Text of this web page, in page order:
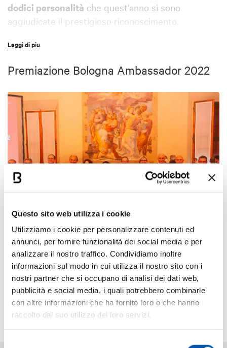
Questo sito web utilizza i cookie
Utilizziamo i cookie per personalizzare contenuti ed
annunci, per fornire funzionalità dei social media e per
analizzare il nostro traffico. Condividiamo inoltre
informazioni sul modo in cui utilizza il nostro sito con i
nostri partner che si occupano di analisi dei dati web,
pubblicità e social media, i quali potrebbero combinarle
con altre informazioni che ha fornito loro o che hanno
raccolto dal suo utilizzo dei loro servizi.
dodici personalità che quest’anno si sono
aggiudicate il prestigioso riconoscimento.
Giunta alla quarta edizione, l’iniziativa si rivolge a
medico, scientifico, professionale,
interessate a candidare Bologna come sede di un
futuro evento congressuale o di altra tipologia. Il
riconoscimento è promosso dalComune di
Bologna, su iniziativa delBologna Convention
Bureau
Grazie al loro prestigio e alla rete di rapporti
nazionali e internazionali, le personalità premiate
destinazione e influenzare le decisioni nella scelta
di Bologna per eventi di rilievo, diventando così
davvero “Ambasciatori” ed “Ambasciatrici” del
territorio e contribuendo a migliorare lavisibilità
della destinazionee il suo sviluppo scientifico,
culturale ed economico .
A supporto degli Ambasciatori della città il Bologna
Convention Bureau offre a titolo gratuito servizi
concreti per il successo dell’evento, come ad
esempio la preparazione della documentazione di
Leggi di piu
Premiazione Bologna Ambassador 2022
+19